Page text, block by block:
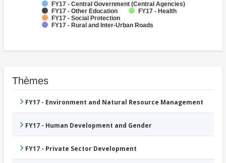
FY17 - Central Government (Central Agencies)
FY17 - Other Education
FY17 - Health
FY17 - Social Protection
FY17 - Rural and Inter-Urban Roads
Thèmes
FY17 - Environment and Natural Resource Management
FY17 - Human Development and Gender
FY17 - Private Sector Development